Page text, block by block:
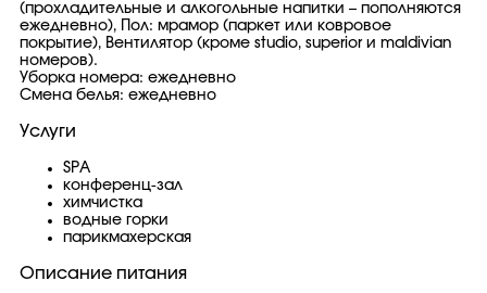
(прохладительные и алкогольные напитки – пополняются
ежедневно), Пол: мрамор (паркет или ковровое
покрытие), Вентилятор (кроме studio, superior и maldivian
номеров).
Уборка номера: ежедневно
Смена белья: ежедневно
Услуги
SPA
конференц-зал
химчистка
водные горки
парикмахерская
Описание питания